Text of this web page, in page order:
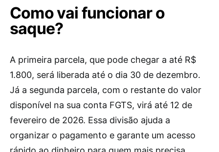
Como vai funcionar o
saque?
A primeira parcela, que pode chegar a até R$
1.800, será liberada até o dia 30 de dezembro.
Já a segunda parcela, com o restante do valor
disponível na sua conta FGTS, virá até 12 de
fevereiro de 2026. Essa divisão ajuda a
organizar o pagamento e garante um acesso